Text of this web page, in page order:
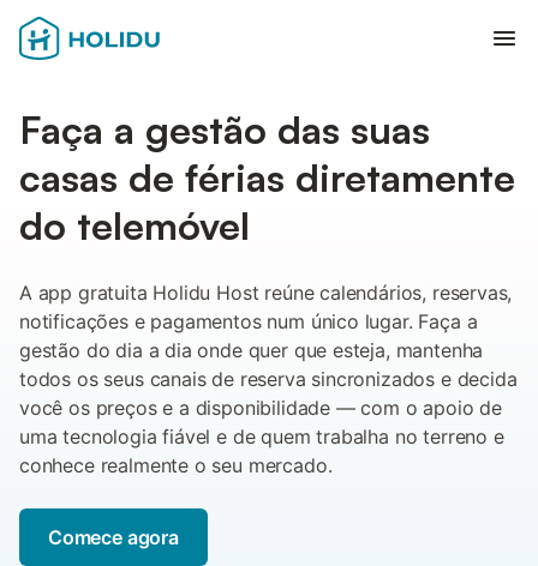
Faça a gestão das suas
casas de férias diretamente
do telemóvel
A app gratuita Holidu Host reúne calendários, reservas,
notificações e pagamentos num único lugar. Faça a
gestão do dia a dia onde quer que esteja, mantenha
todos os seus canais de reserva sincronizados e decida
você os preços e a disponibilidade — com o apoio de
uma tecnologia fiável e de quem trabalha no terreno e
conhece realmente o seu mercado.
Comece agora